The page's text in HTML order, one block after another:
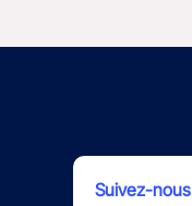
Suivez-nous